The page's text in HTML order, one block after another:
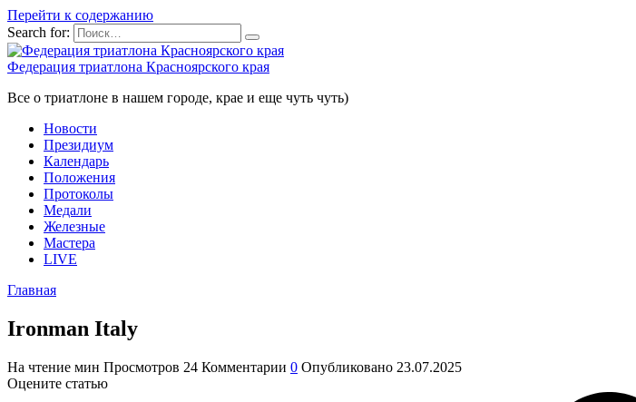
Перейти к содержанию
Search for:
Федерация триатлона Красноярского края
Все о триатлоне в нашем городе, крае и еще чуть чуть)
Новости
Президиум
Календарь
Положения
Протоколы
Медали
Железные
Мастера
LIVE
Главная
Ironman Italy
На чтение мин Просмотров 24 Комментарии 0 Опубликовано 23.07.2025
Оцените статью